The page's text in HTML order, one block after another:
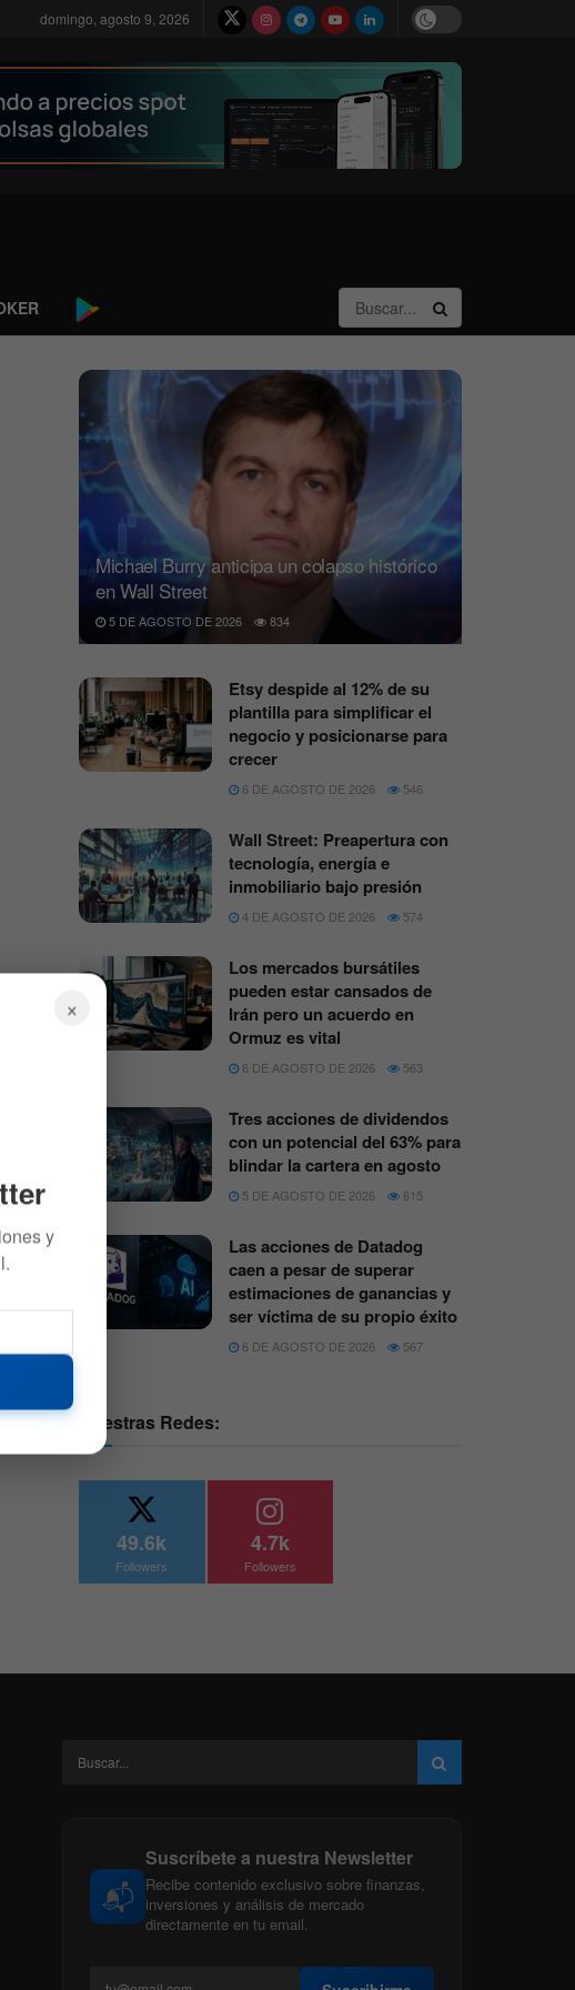
domingo, agosto 9, 2026
Michael Burry anticipa un colapso histórico
en Wall Street
5 DE AGOSTO DE 2026 834
Etsy despide al 12% de su
plantilla para simplificar el
negocio y posicionarse para
crecer
6 DE AGOSTO DE 2026 546
Wall Street: Preapertura con
tecnología, energía e
inmobiliario bajo presión
4 DE AGOSTO DE 2026 574
Los mercados bursátiles
pueden estar cansados de
Irán pero un acuerdo en
Ormuz es vital
6 DE AGOSTO DE 2026 563
Tres acciones de dividendos
con un potencial del 63% para
blindar la cartera en agosto
5 DE AGOSTO DE 2026 615
Las acciones de Datadog
caen a pesar de superar
estimaciones de ganancias y
ser víctima de su propio éxito
6 DE AGOSTO DE 2026 567
Nuestras Redes:
49.6k
Followers
4.7k
Followers
📬
Suscríbete a nuestra Newsletter
Recibe contenido exclusivo sobre finanzas,
inversiones y análisis de mercado
directamente en tu email.
×
y